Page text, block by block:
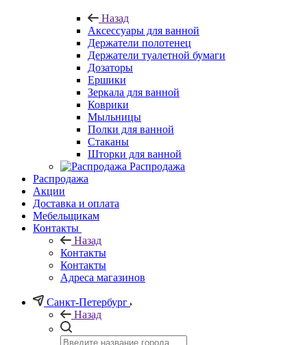
Назад
Аксессуары для ванной
Держатели полотенец
Держатели туалетной бумаги
Дозаторы
Ершики
Зеркала для ванной
Коврики
Мыльницы
Полки для ванной
Стаканы
Шторки для ванной
Распродажа
Распродажа
Акции
Доставка и оплата
Мебельщикам
Контакты
Назад
Контакты
Контакты
Адреса магазинов
Санкт-Петербург
Назад